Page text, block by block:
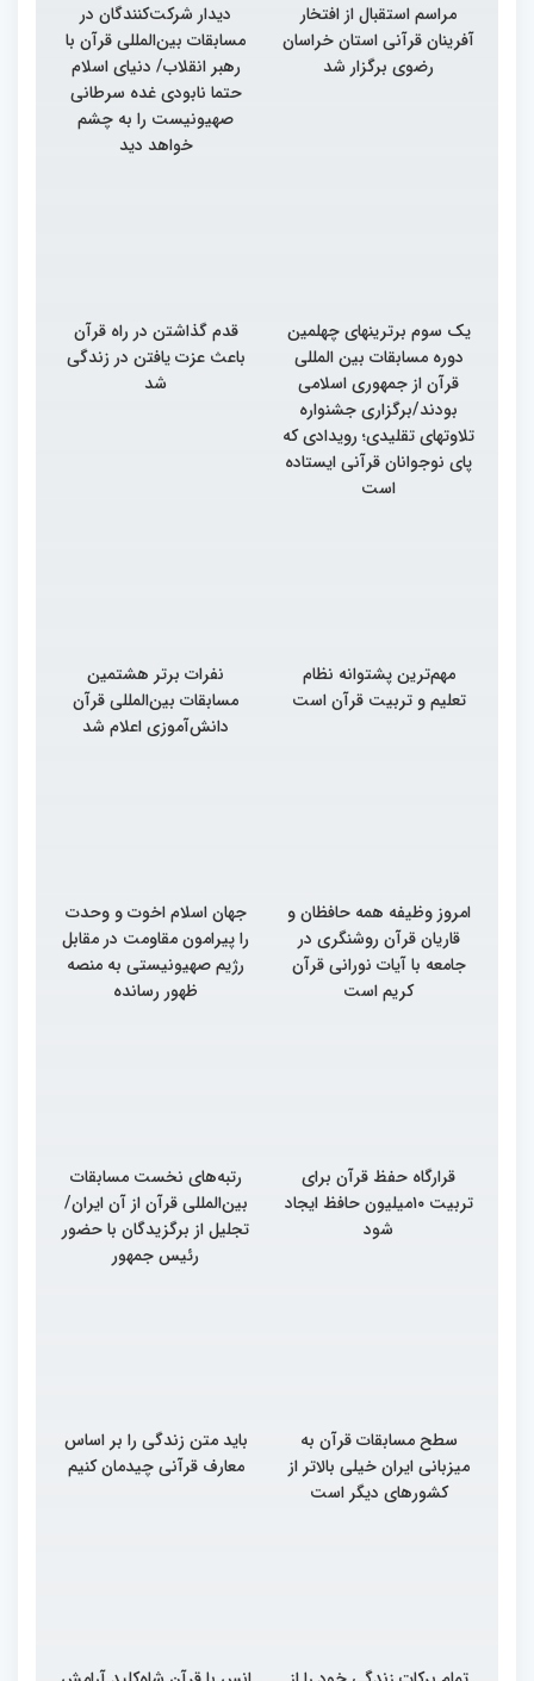
مراسم استقبال از افتخار
آفرینان قرآنی استان خراسان
رضوی برگزار شد
دیدار شرکت‌کنندگان در
مسابقات بین‌المللی قرآن با
رهبر انقلاب/ دنیای اسلام
حتما نابودی غده سرطانی
صهیونیست را به چشم
خواهد دید
یک سوم برترینهای چهلمین
دوره مسابقات بین المللی
قرآن از جمهوری اسلامی
بودند/برگزاری جشنواره
تلاوتهای تقلیدی؛ رویدادی که
پای نوجوانان قرآنی ایستاده
است
قدم گذاشتن در راه قرآن
باعث عزت یافتن در زندگی
شد
مهم‌ترین پشتوانه نظام
تعلیم و تربیت قرآن است
نفرات برتر هشتمین
مسابقات بین‌المللی قرآن
دانش‌آموزی اعلام شد
امروز وظیفه همه حافظان و
قاریان قرآن روشنگری در
جامعه با آیات نورانی قرآن
کریم است
جهان اسلام اخوت و وحدت
را پیرامون مقاومت در مقابل
رژیم صهیونیستی به منصه
ظهور رسانده
قرارگاه حفظ قرآن برای
تربیت ۱۰میلیون حافظ ایجاد
شود
رتبه‌های نخست مسابقات
بین‌المللی قرآن از آن ایران/
تجلیل از برگزیدگان با حضور
رئیس جمهور
سطح مسابقات قرآن به
میزبانی ایران خیلی بالاتر از
کشورهای دیگر است
باید متن زندگی را بر اساس
معارف قرآنی چیدمان کنیم